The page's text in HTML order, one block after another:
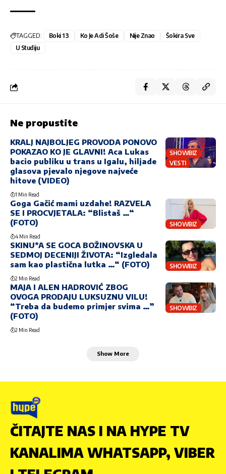
TAGGED: Boki 13 Ko Je Adi Šoše Nije Znao
Šokira Sve
U Studiju
Ne propustite
SHOWBIZ
VESTI
KRALJ NAJBOLJEG PROVODA PONOVO
POKAZAO KO JE GLAVNI! Aca Lukas
bacio publiku u trans u Igalu, hiljade
glasova pjevalo njegove najveće
hitove (VIDEO)
1 Min Read
SHOWBIZ
Goga Gačić mami uzdahe! RAZVELA
SE I PROCVJETALA: “Blistaš …“
(FOTO)
4 Min Read
SHOWBIZ
SKINU*A SE GOCA BOŽINOVSKA U
SEDMOJ DECENIJI ŽIVOTA: “Izgledala
sam kao plastična lutka …“ (FOTO)
2 Min Read
SHOWBIZ
MAJA I ALEN HADROVIĆ ZBOG
OVOGA PRODAJU LUKSUZNU VILU!
“Treba da budemo primjer svima …”
(FOTO)
2 Min Read
Show More
ČITAJTE NAS I NA HYPE TV
KANALIMA WHATSAPP, VIBER